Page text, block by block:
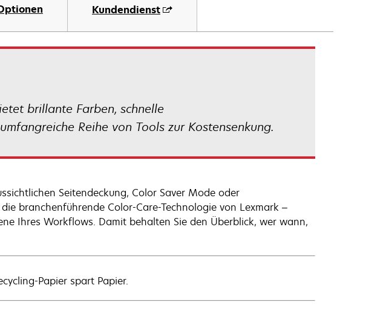
Kundendienst
brillante Farben, schnelle
Reihe von Tools zur Kostensenkung.
Seitendeckung, Color Saver Mode oder
branchenführende Color-Care-Technologie von Lexmark –
Ihres Workflows. Damit behalten Sie den Überblick, wer wann,
Papier spart Papier.